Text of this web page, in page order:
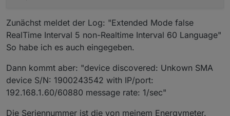
Zunächst meldet der Log: "Extended Mode false
RealTime Interval 5 non-Realtime Interval 60 Language"
So habe ich es auch eingegeben.
Dann kommt aber: "device discovered: Unkown SMA
device S/N: 1900243542 with IP/port:
192.168.1.60/60880 message rate: 1/sec"
Die Seriennummer ist die von meinem Energymeter.